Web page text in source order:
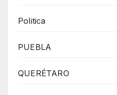
Politica
PUEBLA
QUERÉTARO